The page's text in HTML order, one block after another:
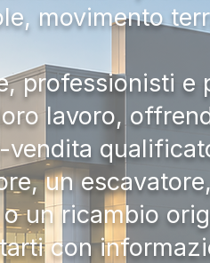
movimento
professionisti e
lavoro,
un
un ricambio
con